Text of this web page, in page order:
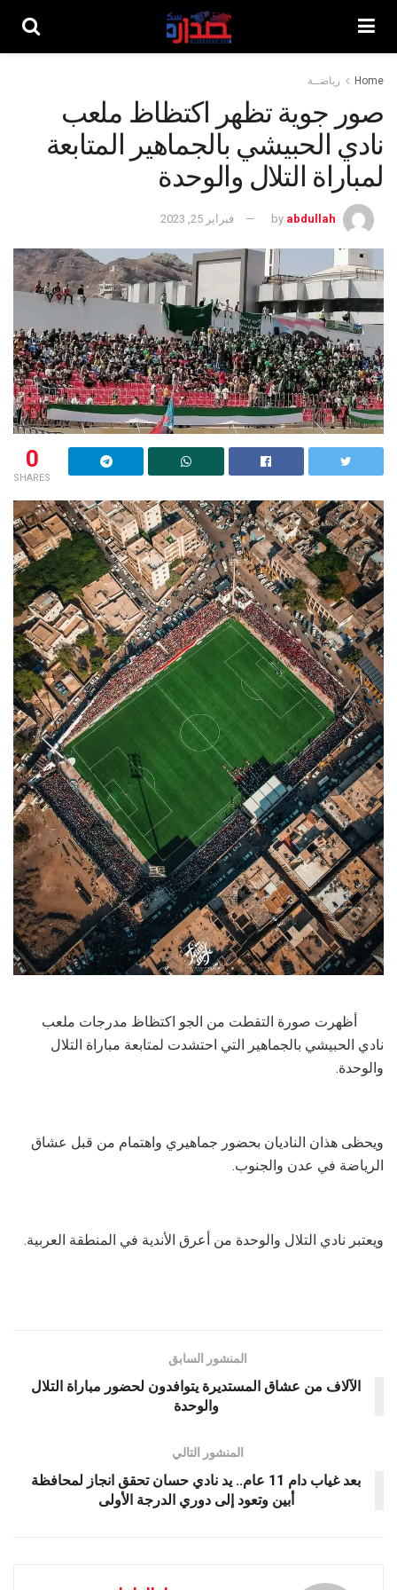
Home رياضــة
صور جوية تظهر اكتظاظ ملعب
نادي الحبيشي بالجماهير المتابعة
لمباراة التلال والوحدة
by abdullah فبراير 25, 2023
0
SHARES
أظهرت صورة التقطت من الجو اكتظاظ مدرجات ملعب
نادي الحبيشي بالجماهير التي احتشدت لمتابعة مباراة التلال
والوحدة.
ويحظى هذان الناديان بحضور جماهيري واهتمام من قبل عشاق
الرياضة في عدن والجنوب.
ويعتبر نادي التلال والوحدة من أعرق الأندية في المنطقة العربية.
المنشور السابق
الآلاف من عشاق المستديرة يتوافدون لحضور مباراة التلال
والوحدة
المنشور التالي
بعد غياب دام 11 عام.. يد نادي حسان تحقق انجاز لمحافظة
أبين وتعود إلى دوري الدرجة الأولى